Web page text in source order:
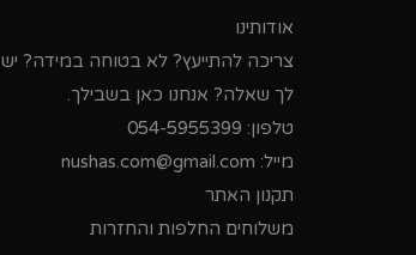
אודותינו
צריכה להתייעץ? לא בטוחה במידה? יש
לך שאלה? אנחנו כאן בשבילך.
טלפון: 054-5955399
מייל: nushas.com@gmail.com
תקנון האתר
משלוחים החלפות והחזרות